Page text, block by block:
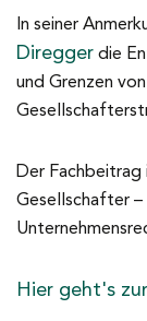
In seiner
Diregger die
und Grenzen
Der Fachbeitrag
Gesellschafter
Hier geht's